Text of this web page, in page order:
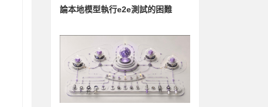
論本地模型執行e2e測試的困難